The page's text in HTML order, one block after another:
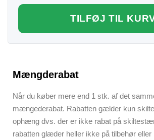
TILFØJ TIL
Mængderabat
Når du køber mere end 1 stk. af det
mængederabat. Rabatten gælder kun
ophæng dvs. der er ikke rabat på
rabatten glæder heller ikke på tilbehør